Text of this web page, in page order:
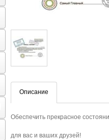
Описание
Обеспечить прекрасное
для вас и ваших друзей!